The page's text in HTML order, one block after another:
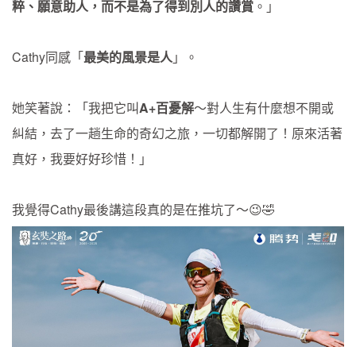
粹、願意助人，而不是為了得到別人的讚賞 。」
Cathy同感「最美的風景是人」。
她笑著說：「我把它叫A+百憂解～對人生有什麼想不開或
糾結，去了一趟生命的奇幻之旅，一切都解開了！原來活著
真好，我要好好珍惜！」
我覺得Cathy最後講這段真的是在推坑了～😉🤣